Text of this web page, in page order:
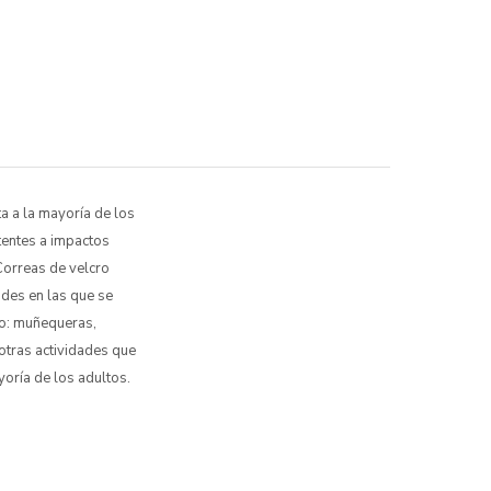
a la mayoría de los
a impactos
de velcro
en las que se
muñequeras,
actividades que
de los adultos.